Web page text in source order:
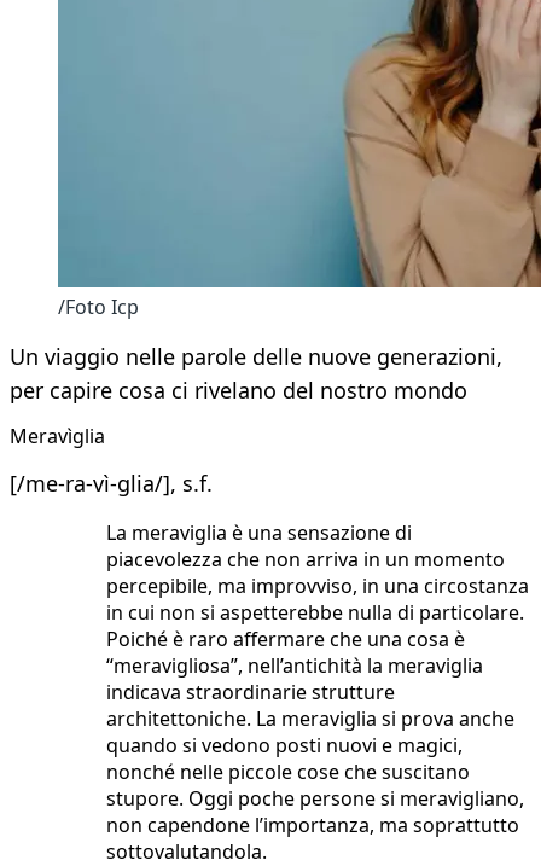
/Foto Icp
Un viaggio nelle parole delle nuove generazioni,
per capire cosa ci rivelano del nostro mondo
Meravìglia
[/me-ra-vì-glia/], s.f.
La meraviglia è una sensazione di
piacevolezza che non arriva in un momento
percepibile, ma improvviso, in una circostanza
in cui non si aspetterebbe nulla di particolare.
Poiché è raro affermare che una cosa è
“meravigliosa”, nell’antichità la meraviglia
indicava straordinarie strutture
architettoniche. La meraviglia si prova anche
quando si vedono posti nuovi e magici,
nonché nelle piccole cose che suscitano
stupore. Oggi poche persone si meravigliano,
non capendone l’importanza, ma soprattutto
sottovalutandola.